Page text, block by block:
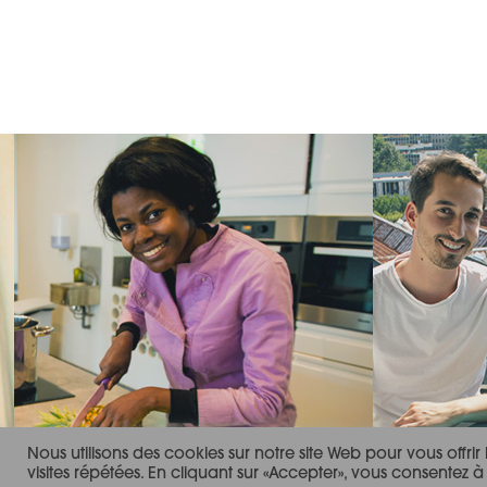
CRÉDITS
© BGE
Nous utilisons des cookies sur notre site Web pour vous
visites répétées. En cliquant sur «Accepter», vous consentez